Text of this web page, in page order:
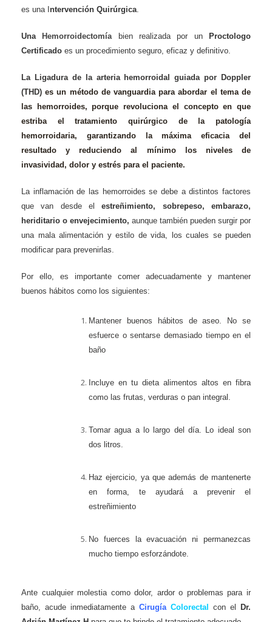
es una Intervención Quirúrgica
Una Hemorroidectomía bien realizada por unProctologo
Certificado es un procedimiento seguro, eficaz y definitivo.
La Ligadura de la arteria hemorroidal guiada por Doppler
(THD)es un método de vanguardia para abordar el tema de
las hemorroides, porque revoluciona el concepto en que
estriba el tratamiento quirúrgico de la patología
hemorroidaria, garantizando la máxima eficacia del
resultado y reduciendo al mínimo los niveles de
invasividad, dolor y estrés para el paciente.
La inflamación de las hemorroidesse debe a distintos factores
que van desde elestreñimiento, sobrepeso,embarazo,
heriditario o envejecimiento, aunque también pueden surgir por
una mala alimentación y estilo de vida, los cuales se pueden
modificar para prevenirlas.
Por ello, es importante comer adecuadamente y mantener
buenos hábitos como los siguientes:
Mantener buenos hábitos de aseo. No se
esfuerce o sentarse demasiado tiempo en el
baño
Incluye en tu dieta alimentos altos en fibra
como las frutas, verduras o pan integral.
Tomar agua a lo largo del día. Lo ideal son
dos litros.
Haz ejercicio, ya que además de mantenerte
en forma, te ayudará a prevenir el
estreñimiento
No fuerces la evacuación ni permanezcas
mucho tiempo esforzándote.
Ante cualquier molestia como dolor, ardor o problemas para ir
baño, acude inmediatamente a Cirugía Colorectal con el Dr.